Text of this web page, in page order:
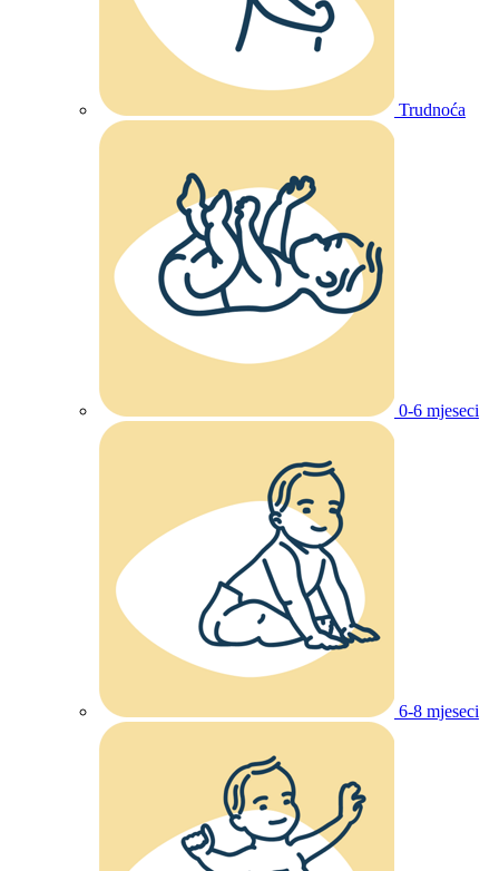
Trudnoća
0-6 mjeseci
6-8 mjeseci